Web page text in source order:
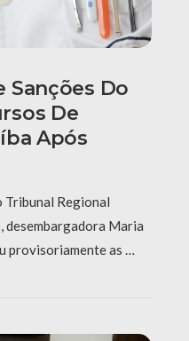
Sanções Do
De
Após
Tribunal Regional
desembargadora Maria
provisoriamente as …